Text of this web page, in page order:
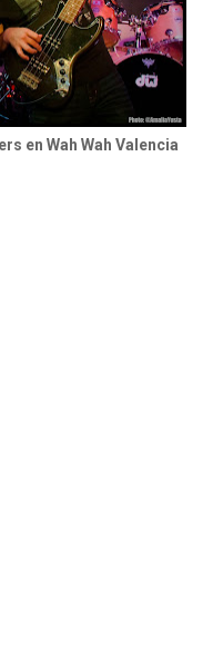
en Wah Wah Valencia